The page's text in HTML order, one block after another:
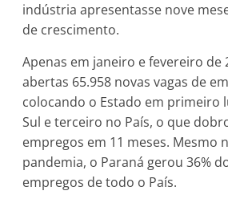
indústria apresentasse nove
de crescimento.
Apenas em janeiro e fevereiro de
abertas 65.958 novas vagas de
colocando o Estado em primeiro
Sul e terceiro no País, o que
empregos em 11 meses. Mesmo
pandemia, o Paraná gerou 36%
empregos de todo o País.